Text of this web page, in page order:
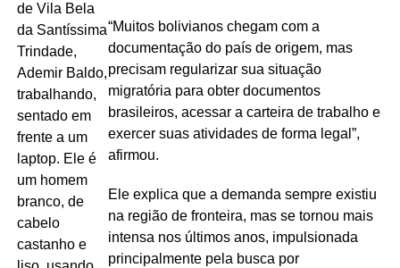
“Muitos bolivianos chegam com a
documentação do país de origem, mas
precisam regularizar sua situação
migratória para obter documentos
brasileiros, acessar a carteira de trabalho e
exercer suas atividades de forma legal”,
afirmou.
Ele explica que a demanda sempre existiu
na região de fronteira, mas se tornou mais
intensa nos últimos anos, impulsionada
principalmente pela busca por